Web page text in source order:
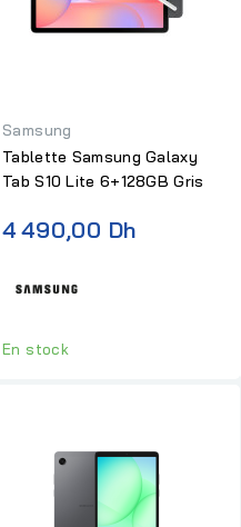
Samsung
Tablette Samsung Galaxy
Tab S10 Lite 6+128GB Gris
4 490,00 Dh
En stock